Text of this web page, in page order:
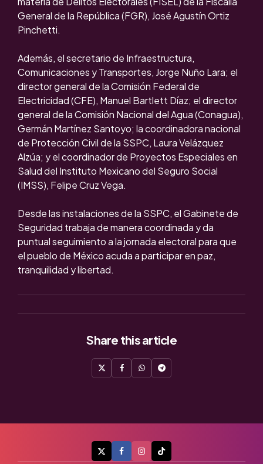
General de la República (FGR), José Agustín Ortiz
Pinchetti.
Además, el secretario de Infraestructura,
Comunicaciones y Transportes, Jorge Nuño Lara; el
director general de la Comisión Federal de
Electricidad (CFE), Manuel Bartlett Díaz; el director
general de la Comisión Nacional del Agua (Conagua),
Germán Martínez Santoyo; la coordinadora nacional
de Protección Civil de la SSPC, Laura Velázquez
Alzúa; y el coordinador de Proyectos Especiales en
Salud del Instituto Mexicano del Seguro Social
(IMSS), Felipe Cruz Vega.
Desde las instalaciones de la SSPC, el Gabinete de
Seguridad trabaja de manera coordinada y da
puntual seguimiento a la jornada electoral para que
el pueblo de México acuda a participar en paz,
tranquilidad y libertad.
Share this article